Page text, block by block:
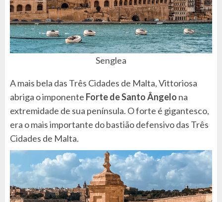
Senglea
A mais bela das Três Cidades de Malta, Vittoriosa
abriga o imponente Forte de Santo Ângelo na
extremidade de sua península. O forte é gigantesco,
era o mais importante do bastião defensivo das Três
Cidades de Malta.